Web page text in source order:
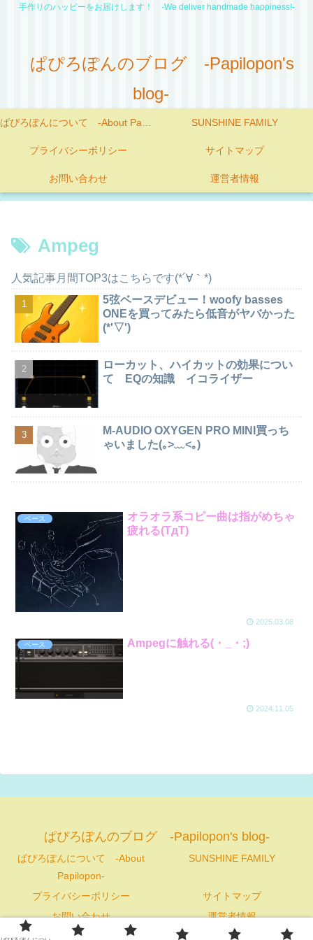
手作りのハッピーをお届けします！ -We deliver handmade happiness!-
ぱぴろぽんのブログ -Papilopon's
blog-
SUNSHINE FAMILY
プライバシーポリシー サイトマップ
お問い合わせ 運営者情報
Ampeg
人気記事月間TOP3はこちらです(*´∀｀*)
5弦ベースデビュー！woofy basses
ONEを買ってみたら低音がヤバかった
(*'▽')
ローカット、ハイカットの効果につい
て EQの知識 イコライザー
M-AUDIO OXYGEN PRO MINI買っち
ゃいました(｡>﹏<｡)
ベース
オラオラ系コピー曲は指がめちゃ
疲れる(TдT)
2025.03.08
ベース Ampegに触れる(・_・;)
2024.11.05
ぱぴろぽんのブログ -Papilopon's blog-
ぱぴろぽんについて -About
Papilopon-
SUNSHINE FAMILY
プライバシーポリシー
サイトマップ
お問い合わせ
運営者情報